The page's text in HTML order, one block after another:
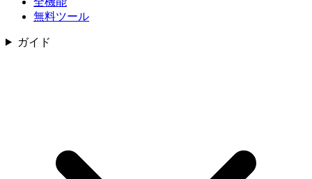
無料ツール
ガイド